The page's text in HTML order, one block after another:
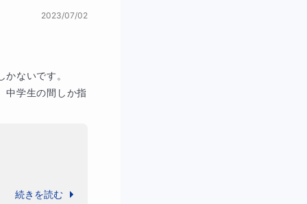
2023/07/02
ないです。
中学生の間しか指
続きを読む